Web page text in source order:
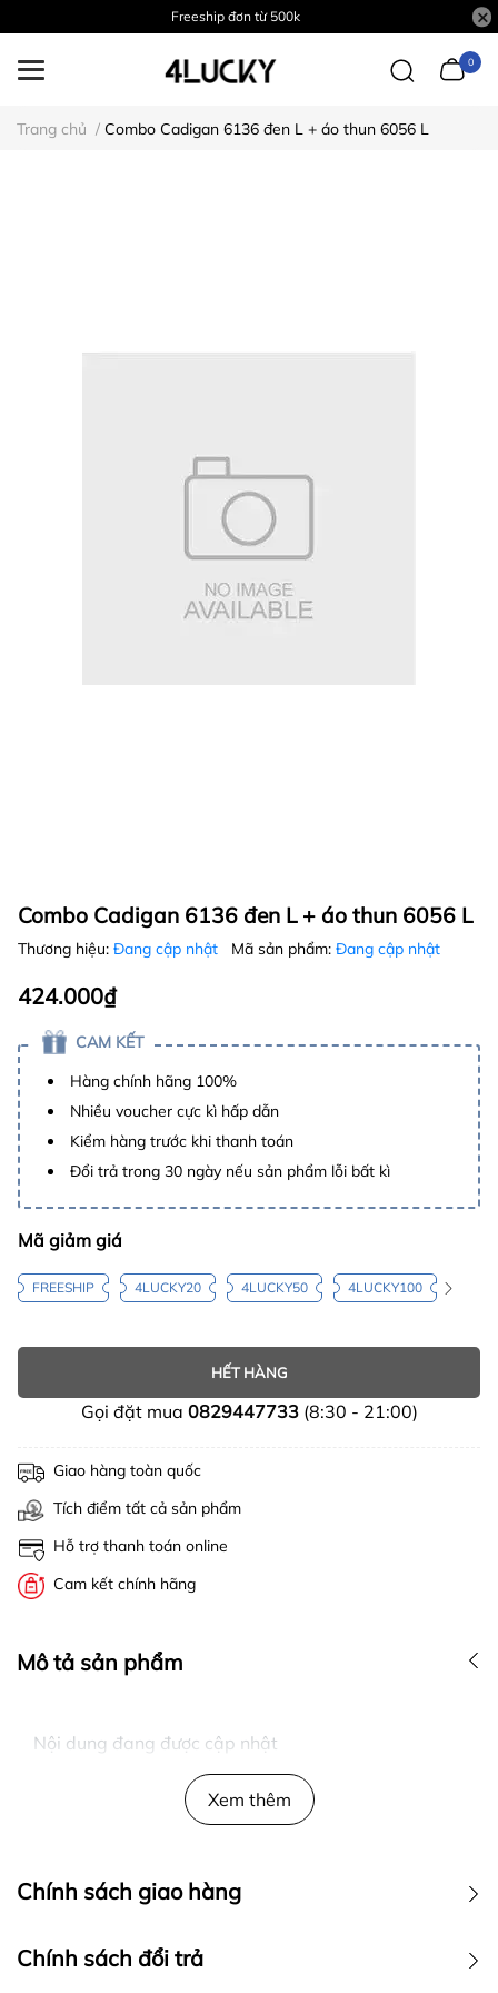
Freeship đơn từ 500k
0
Trang chủ / Combo Cadigan 6136 đen L + áo thun 6056 L
Combo Cadigan 6136 đen L + áo thun 6056 L
Thương hiệu: Đang cập nhật Mã sản phẩm: Đang cập nhật
424.000₫
CAM KẾT
Hàng chính hãng 100%
Nhiều voucher cực kì hấp dẫn
Kiểm hàng trước khi thanh toán
Đổi trả trong 30 ngày nếu sản phẩm lỗi bất kì
Mã giảm giá
FREESHIP 4LUCKY20 4LUCKY50 4LUCKY100
HẾT HÀNG
Gọi đặt mua 0829447733(8:30 - 21:00)
Giao hàng toàn quốc
Tích điểm tất cả sản phẩm
Hỗ trợ thanh toán online
Cam kết chính hãng
Mô tả sản phẩm
Nội dung đang được cập nhật
Xem thêm
Chính sách giao hàng
Chính sách đổi trả